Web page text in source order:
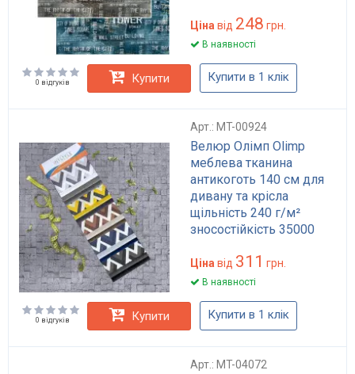
меблів
Ціна від 248 грн.
В наявності
0 відгуків Купити Купити в 1 клік
Арт.: MT-00924
Велюр Олімп Olimp
меблева тканина
антикоготь 140 см для
дивану та крісла
щільність 240 г/м²
зносостійкість 35000
Ціна від 311 грн.
В наявності
0 відгуків Купити Купити в 1 клік
Арт.: MT-04072